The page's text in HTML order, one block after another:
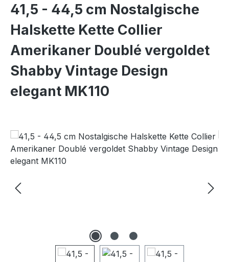
41,5 - 44,5 cm Nostalgische
Halskette Kette Collier
Amerikaner Doublé vergoldet
Shabby Vintage Design
elegant MK110